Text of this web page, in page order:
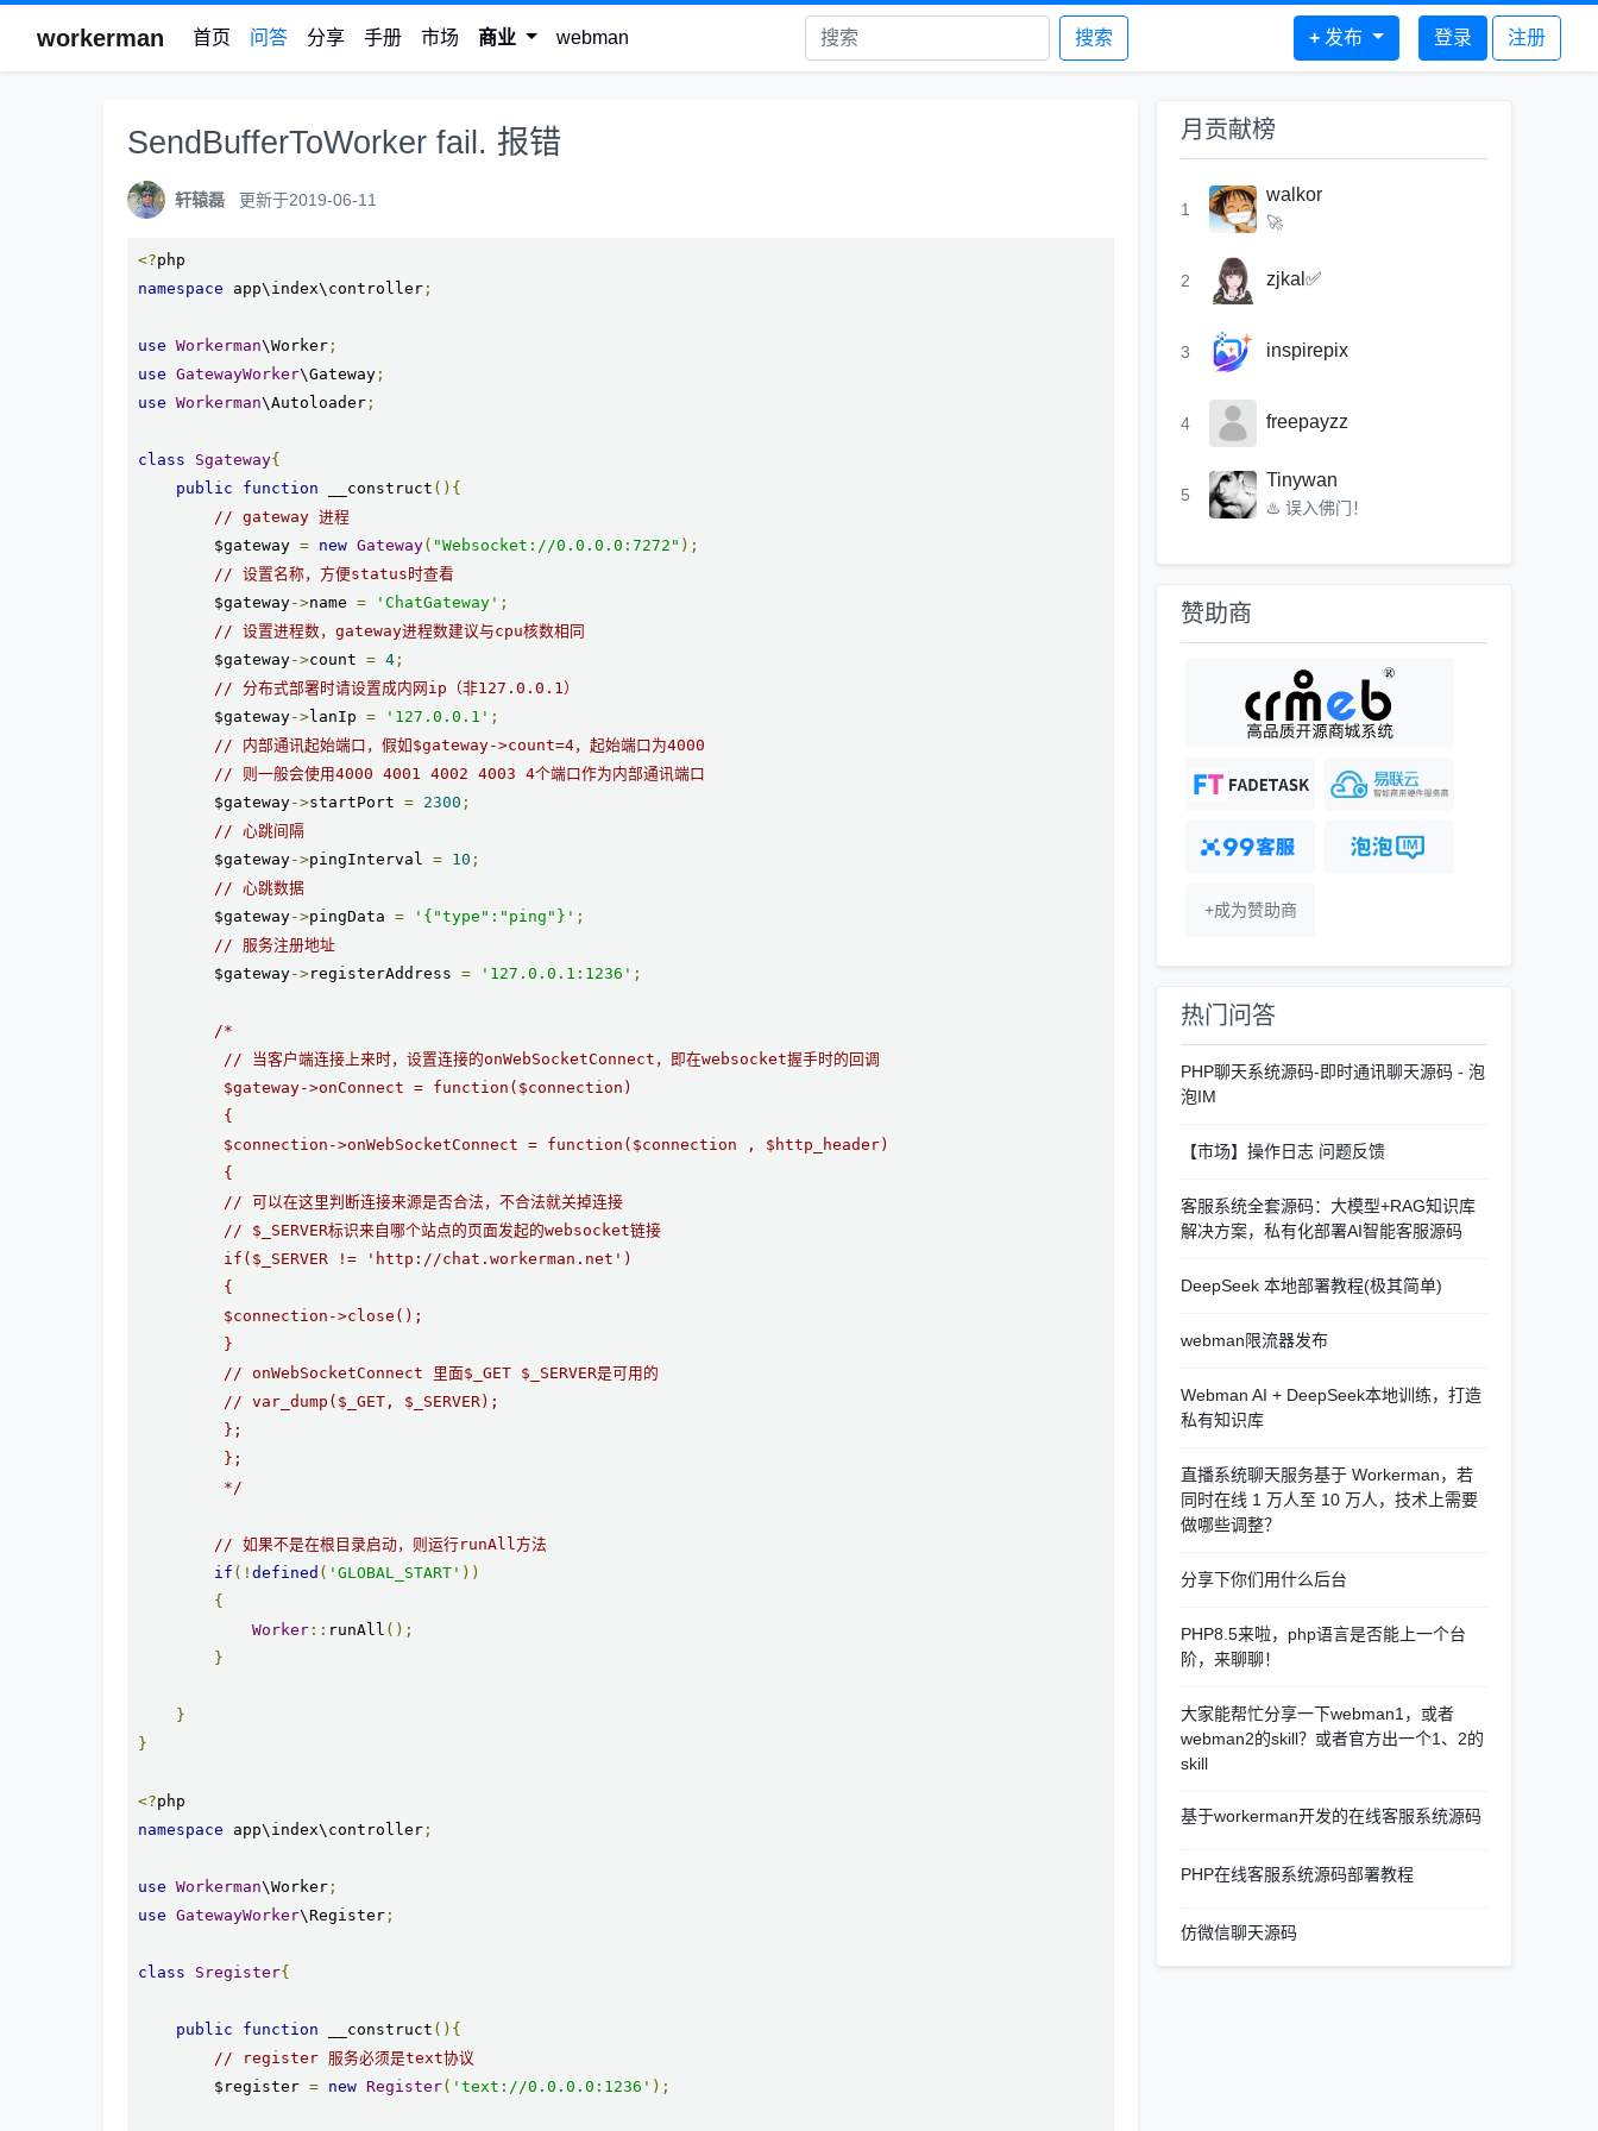
workerman 首页 问答 分享 手册 市场 商业 webman 搜索 + 发布 登录 注册
SendBufferToWorker fail. 报错
轩辕磊 更新于2019-06-11
<?
namespace app\index\controller ;
use Workerman\Worker ;
use GatewayWorker\Gateway ;
use Workerman\Autoloader ;
class Sgateway{
public
function __construct (){
// gateway 进程
        $gateway
= new Gateway( "Websocket://0.0.0.0:7272" );
// 设置名称，方便status时查看
        $gateway
->name = 'ChatGateway' ;
// 设置进程数，gateway进程数建议与cpu核数相同
        $gateway
->count = 4 ;
// 分布式部署时请设置成内网ip（非127.0.0.1）
        $gateway
->lanIp = '127.0.0.1' ;
// 内部通讯起始端口，假如$gateway->count=4，起始端口为4000
// 则一般会使用4000 4001 4002 4003 4个端口作为内部通讯端口
        $gateway
->startPort = 2300 ;
// 心跳间隔
        $gateway
->pingInterval = 10 ;
// 心跳数据
        $gateway
->pingData = '{"type":"ping"}' ;
// 服务注册地址
        $gateway
->registerAddress = '127.0.0.1:1236' ;
/*
         // 当客户端连接上来时，设置连接的onWebSocketConnect，即在websocket握手时的回调
         $gateway->onConnect = function($connection)
         {
         $connection->onWebSocketConnect = function($connection , $http_header)
         {
         // 可以在这里判断连接来源是否合法，不合法就关掉连接
         // $_SERVER标识来自哪个站点的页面发起的websocket链接
         if($_SERVER != 'http://chat.workerman.net')
         {
         $connection->close();
         }
         // onWebSocketConnect 里面$_GET $_SERVER是可用的
         // var_dump($_GET, $_SERVER);
         };
         };
         */
// 如果不是在根目录启动，则运行runAll方法
if (! defined ( 'GLOBAL_START' ))
{
Worker :: runAll ();
}
}
}
<?
namespace app\index\controller ;
use Workerman\Worker ;
use GatewayWorker\Register ;
class Sregister{
public function __construct (){
// register 服务必须是text协议
        $register
= new Register( 'text://0.0.0.0:1236' );
月贡献榜
1
walkor
🚀
2 zjkal✅
3 inspirepix
4 freepayzz
5
Tinywan
♨️ 误入佛门！
赞助商
+成为赞助商
热门问答
PHP聊天系统源码-即时通讯聊天源码 - 泡
泡IM
【市场】操作日志 问题反馈
客服系统全套源码：大模型+RAG知识库
解决方案，私有化部署AI智能客服源码
DeepSeek 本地部署教程(极其简单)
webman限流器发布
Webman AI + DeepSeek本地训练，打造
私有知识库
直播系统聊天服务基于 Workerman，若
同时在线 1 万人至 10 万人，技术上需要
做哪些调整？
分享下你们用什么后台
PHP8.5来啦，php语言是否能上一个台
阶，来聊聊！
大家能帮忙分享一下webman1，或者
webman2的skill？或者官方出一个1、2的
skill
基于workerman开发的在线客服系统源码
PHP在线客服系统源码部署教程
仿微信聊天源码